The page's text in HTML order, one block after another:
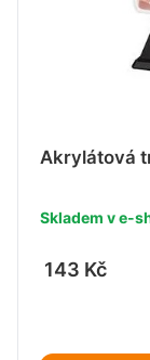
Akrylátová
Skladem v e-
143 Kč